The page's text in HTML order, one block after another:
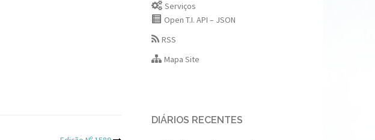
Serviços
Open T.I. API – JSON
RSS
Mapa Site
DIÁRIOS RECENTES